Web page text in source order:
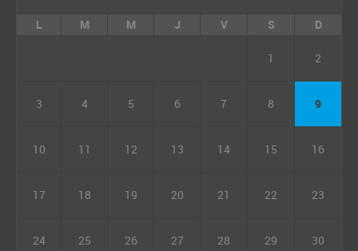
L M M J V S D
1 2
3 4 5 6 7 8 9
10 11 12 13 14 15 16
17 18 19 20 21 22 23
24 25 26 27 28 29 30